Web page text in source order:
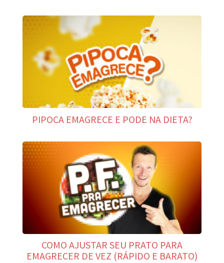
PIPOCA EMAGRECE E PODE NA DIETA?
COMO AJUSTAR SEU PRATO PARA
EMAGRECER DE VEZ (RÁPIDO E BARATO)